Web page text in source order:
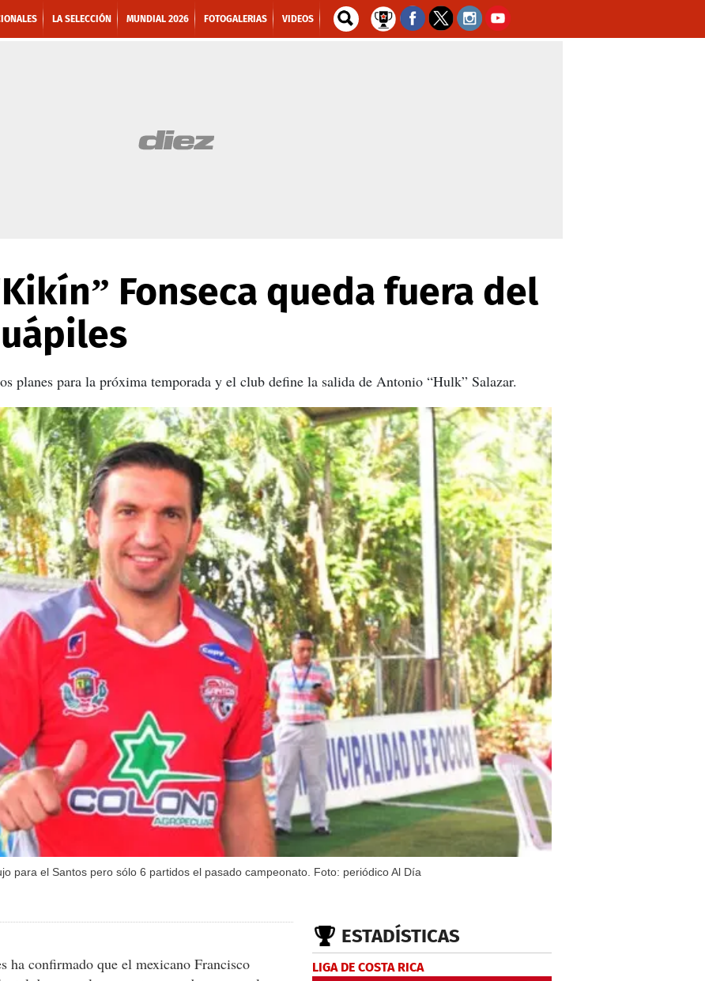
LA SELECCIÓN MUNDIAL 2026 FOTOGALERIAS VIDEOS
Fonseca queda fuera del
planes para la próxima temporada y el club define la salida de Antonio “Hulk” Salazar.
para el Santos pero sólo 6 partidos el pasado campeonato. Foto: periódico Al Día
ha confirmado que el mexicano Francisco
ESTADÍSTICAS
LIGA DE COSTA RICA